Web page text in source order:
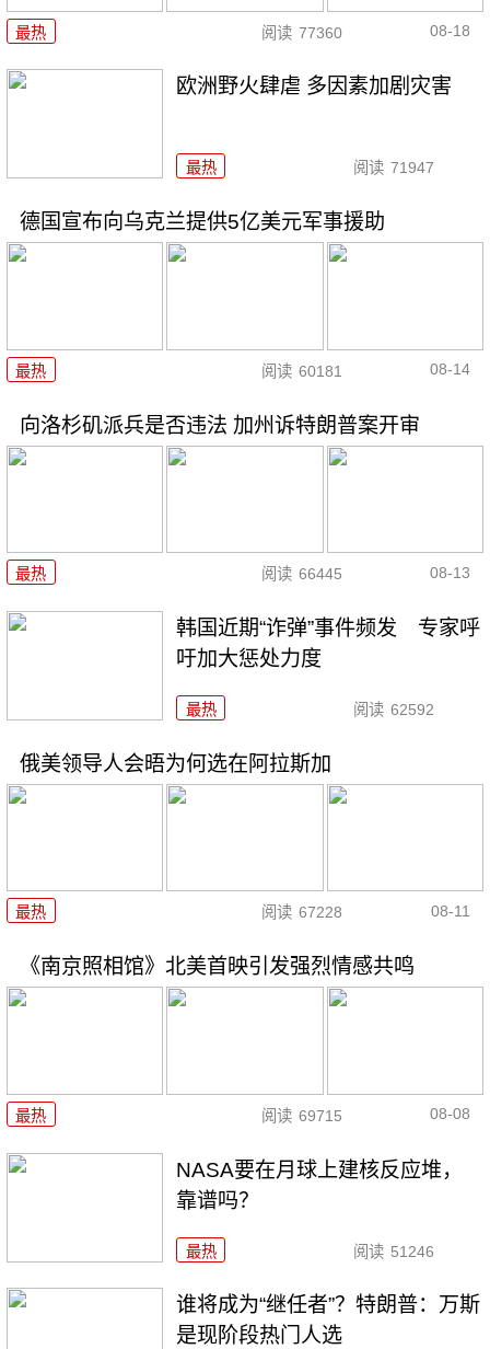
最热 阅读 77360 08-18
欧洲野火肆虐 多因素加剧灾害
最热 阅读 71947
德国宣布向乌克兰提供5亿美元军事援助
最热 阅读 60181 08-14
向洛杉矶派兵是否违法 加州诉特朗普案开审
最热 阅读 66445 08-13
韩国近期“诈弹”事件频发 专家呼
吁加大惩处力度
最热 阅读 62592
俄美领导人会晤为何选在阿拉斯加
最热 阅读 67228 08-11
《南京照相馆》北美首映引发强烈情感共鸣
最热 阅读 69715 08-08
NASA要在月球上建核反应堆，
靠谱吗？
最热 阅读 51246
谁将成为“继任者”？特朗普：万斯
是现阶段热门人选